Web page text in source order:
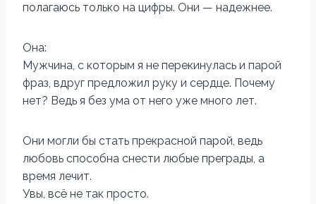
полагаюсь только на цифры. Они — надежнее.
Она:
Мужчина, с которым я не перекинулась и парой
фраз, вдруг предложил руку и сердце. Почему
нет? Ведь я без ума от него уже много лет.
Они могли бы стать прекрасной парой, ведь
любовь способна снести любые преграды, а
время лечит.
Увы, всё не так просто.